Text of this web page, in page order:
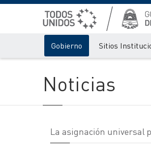
Gobierno Sitios
Noticias
La asignación universal